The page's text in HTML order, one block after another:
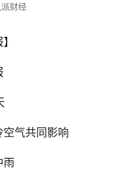
财经
气共同影响
雨